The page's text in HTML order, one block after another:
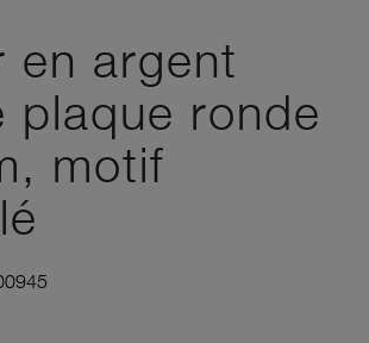
en argent
plaque ronde
motif